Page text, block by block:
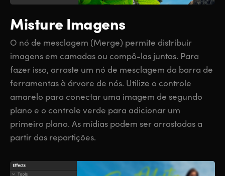
Misture Imagens
O nó de mesclagem (Merge) permite distribuir
imagens em camadas ou compô-las juntas. Para
fazer isso, arraste um nó de mesclagem da barra de
ferramentas à árvore de nós. Utilize o controle
amarelo para conectar uma imagem de segundo
plano e o controle verde para adicionar um
primeiro plano. As mídias podem ser arrastadas a
partir das repartições.